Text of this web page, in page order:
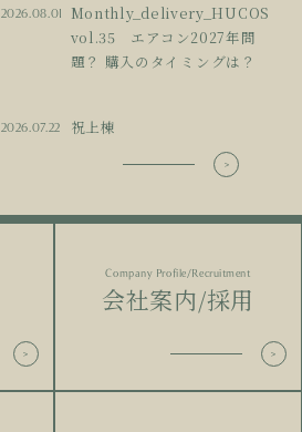
2026.08.01
Monthly_delivery_HUCOS
vol.35 エアコン2027年問
題？ 購入のタイミングは？
2026.07.22 祝上棟
Company Profile/Recruitment
会社案内/採用